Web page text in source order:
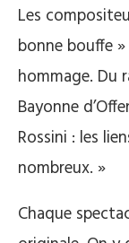
Les
bonne bouffe
hommage. Du
Bayonne
Rossini : les
nombreux. »
Chaque